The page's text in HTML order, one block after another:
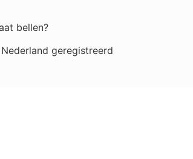
bellen?
geregistreerd